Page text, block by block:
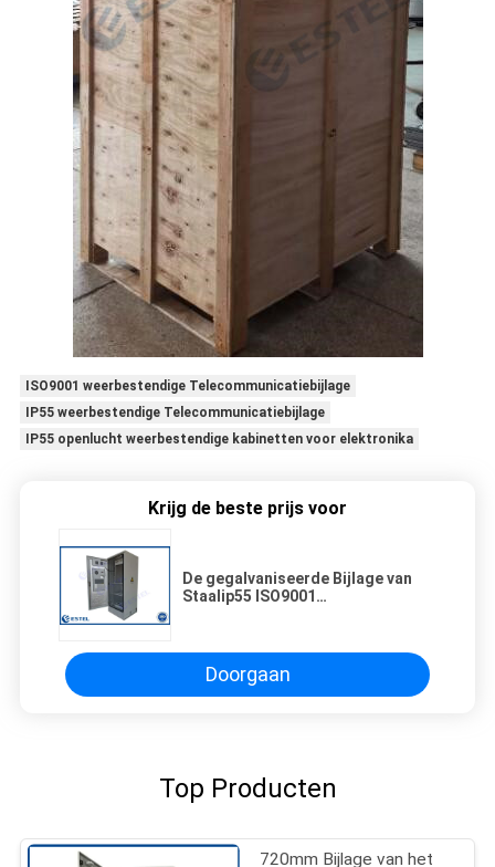
ISO9001 weerbestendige Telecommunicatiebijlage
IP55 weerbestendige Telecommunicatiebijlage
IP55 openlucht weerbestendige kabinetten voor elektronika
Krijg de beste prijs voor
De gegalvaniseerde Bijlage van
Staalip55 ISO9001
Doorgaan
Top Producten
720mm Bijlage van het